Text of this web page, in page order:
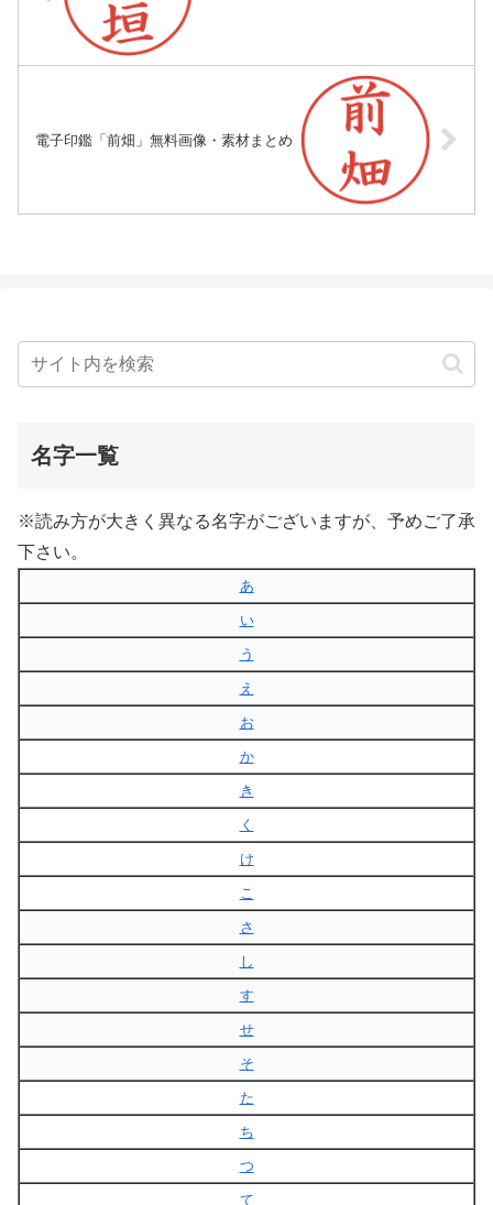
電子印鑑「前畑」無料画像・素材まとめ
名字一覧
※読み方が大きく異なる名字がございますが、予めご了承
下さい。
あ
い
う
え
お
か
き
く
け
こ
さ
し
す
せ
そ
た
ち
つ
て